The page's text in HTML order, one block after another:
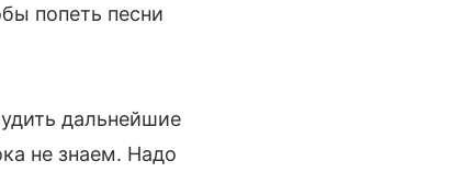
попеть песни
дальнейшие
не знаем. Надо